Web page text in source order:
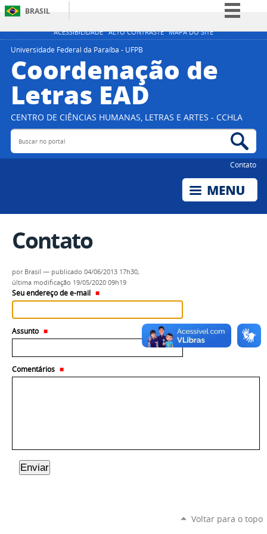
ACESSIBILIDADE ALTO CONTRASTE MAPA DO SITE
BRASIL
Simplifique!
Participe
Universidade Federal da Paraíba - UFPB
Coordenação de
Letras EAD
CENTRO DE CIÊNCIAS HUMANAS, LETRAS E ARTES - CCHLA
Buscar no portal
Contato
Contato
por Brasil — publicado 04/06/2013 17h30,
última modificação 19/05/2020 09h19
Seu endereço de e-mail
Assunto
Comentários
Voltar para o topo